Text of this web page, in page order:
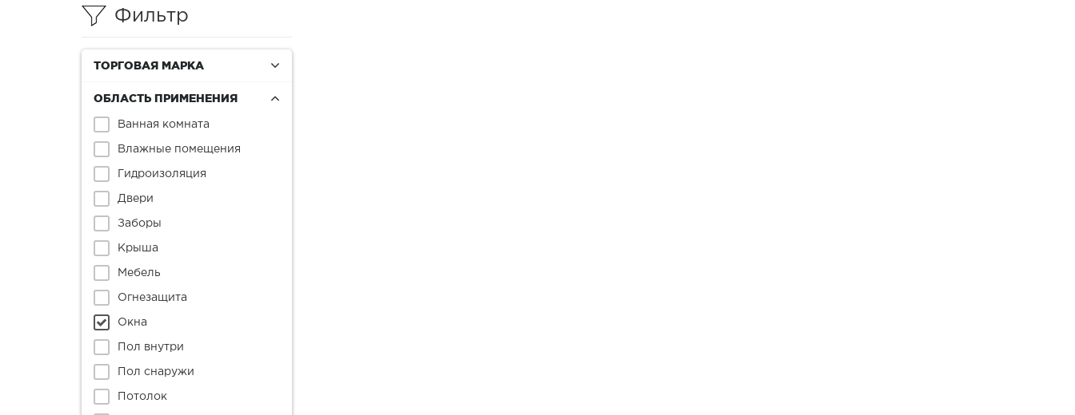
Фильтр
ТОРГОВАЯ МАРКА
ОБЛАСТЬ ПРИМЕНЕНИЯ
Ванная комната
Влажные помещения
Гидроизоляция
Двери
Заборы
Крыша
Мебель
Огнезащита
Окна
Пол внутри
Пол снаружи
Потолок